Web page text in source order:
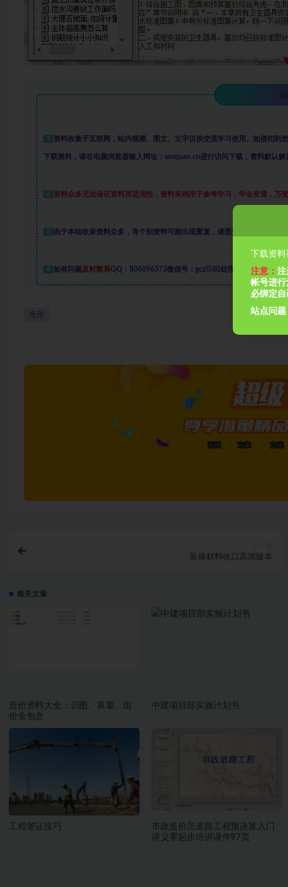
须
1 资料收集于互联网 ， 站内视频、图文、文字仅供交流学习使用。如侵犯到
下载资料，请在电脑浏览器输入网址：sosquan.cn进行访问下载， 资料默认解
2 资料众多无法保证资料其适用性，资料实例 用于参考学习，学会变通，万
3 由于本站收录资料众多，有个别资料可能出现重复，请悉知。
4 如有问题及时联系QQ：806096373微信号：gczl580处理
造价
装修材料收口高清版本
相关文章
造价资料大全：识图、算量、组
价全包含
中建项目部实施计划书
工程签证技巧
市政造价员道路工程预决算入门
讲义零起步培训课件97页
下载资
注意： 注
帐号进
必绑定自
站点问